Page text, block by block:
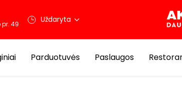
49 Uždaryta
Parduotuvės Paslaugos